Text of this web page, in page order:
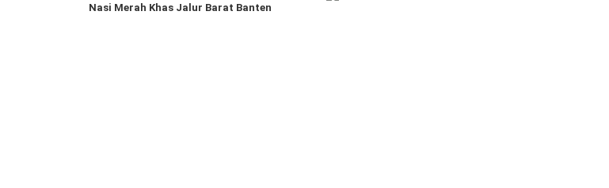
Nasi Merah Khas Jalur Barat Banten